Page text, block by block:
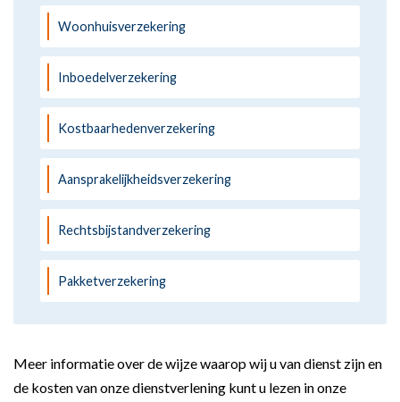
Woonhuisverzekering
Inboedelverzekering
Kostbaarhedenverzekering
Aansprakelijkheidsverzekering
Rechtsbijstandverzekering
Pakketverzekering
Meer informatie over de wijze waarop wij u van dienst zijn en
de kosten van onze dienstverlening kunt u lezen in onze